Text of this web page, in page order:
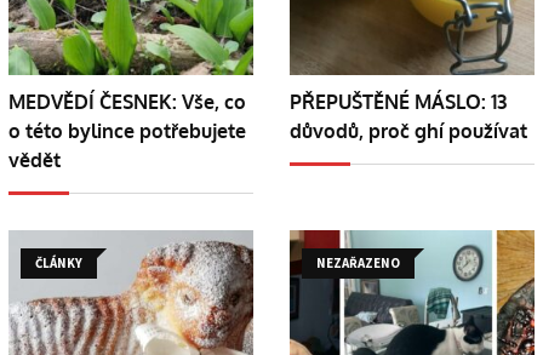
MEDVĚDÍ ČESNEK: Vše, co
o této bylince potřebujete
vědět
PŘEPUŠTĚNÉ MÁSLO: 13
důvodů, proč ghí používat
ČLÁNKY NEZAŘAZENO